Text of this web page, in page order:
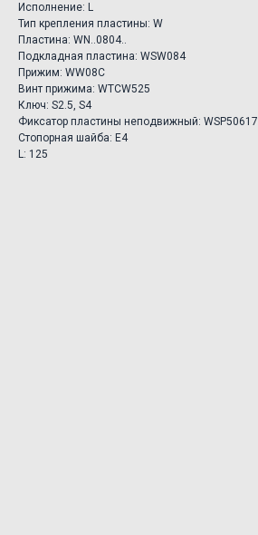
Исполнение: L
Тип крепления пластины: W
Пластина: WN..0804..
Подкладная пластина: WSW084
Прижим: WW08C
Винт прижима: WTCW525
Ключ: S2.5, S4
Фиксатор пластины неподвижный: WSP50617
Стопорная шайба: E4
L: 125